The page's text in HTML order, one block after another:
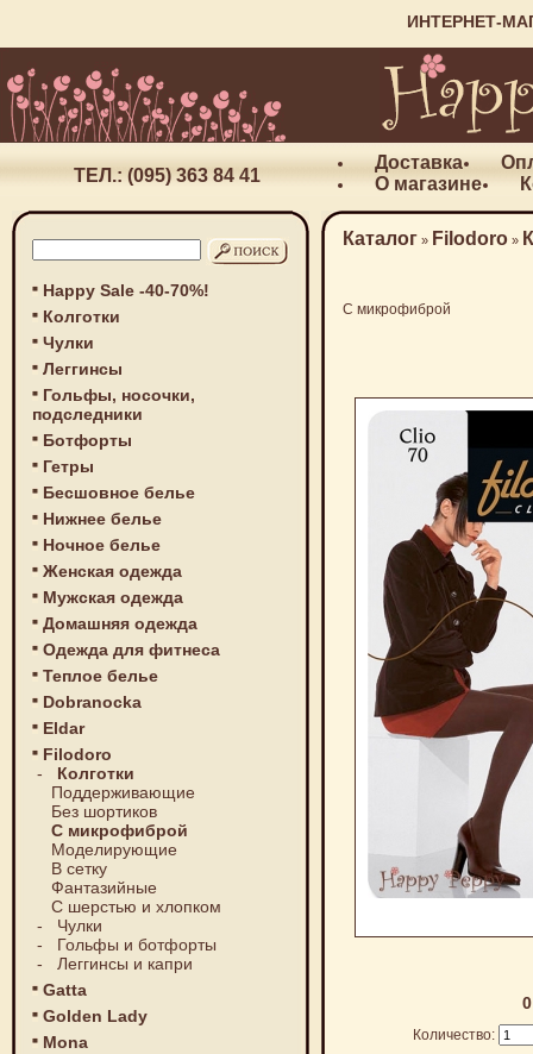
ИНТЕРНЕТ-
ТЕЛ.: (095) 363 84 41
Доставка
О магазине
Happy Sale -40-70%!
Колготки
Чулки
Леггинсы
Гольфы, носочки,
подследники
Ботфорты
Гетры
Бесшовное белье
Нижнее белье
Ночное белье
Женская одежда
Мужская одежда
Домашняя одежда
Одежда для фитнеса
Теплое белье
Dobranocka
Eldar
Filodoro
- Колготки
Поддерживающие
Без шортиков
С микрофиброй
Моделирующие
В сетку
Фантазийные
С шерстью и хлопком
- Чулки
- Гольфы и ботфорты
- Леггинсы и капри
Gatta
Golden Lady
Mona
Каталог » Filodoro »
С микрофиброй
Количество: